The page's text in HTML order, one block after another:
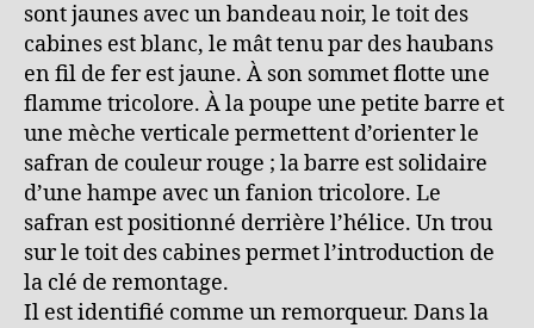
sont jaunes avec un bandeau noir, le toit des
cabines est blanc, le mât tenu par des haubans
en fil de fer est jaune. À son sommet flotte une
flamme tricolore. À la poupe une petite barre et
une mèche verticale permettent d’orienter le
safran de couleur rouge ; la barre est solidaire
d’une hampe avec un fanion tricolore. Le
safran est positionné derrière l’hélice. Un trou
sur le toit des cabines permet l’introduction de
la clé de remontage.
Il est identifié comme un remorqueur. Dans la